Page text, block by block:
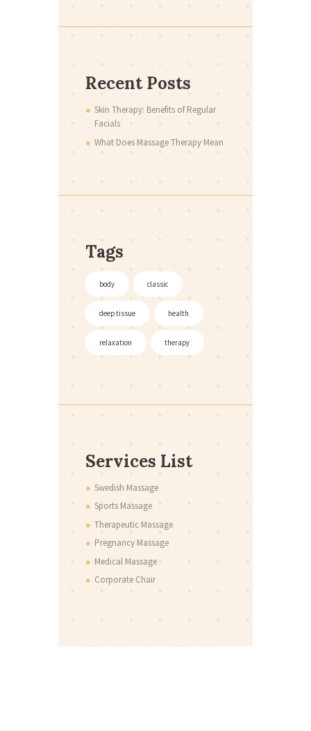
Recent Posts
Skin Therapy: Benefits of Regular
Facials
What Does Massage Therapy Mean
Tags
body classic
deep tissue health
relaxation therapy
Services List
Swedish Massage
Sports Massage
Therapeutic Massage
Pregnancy Massage
Medical Massage
Corporate Chair